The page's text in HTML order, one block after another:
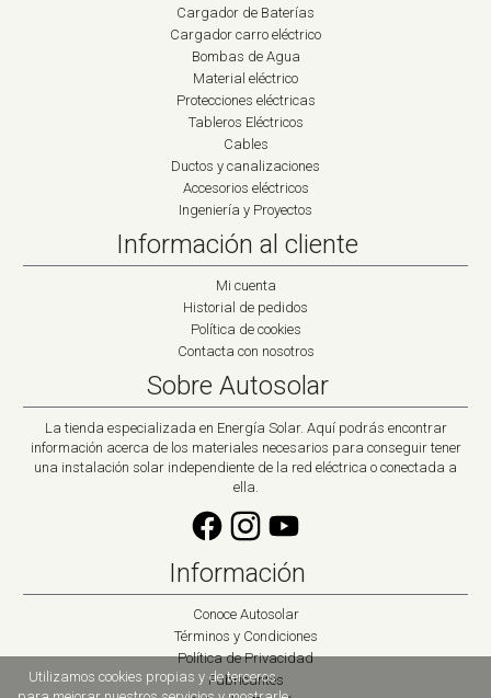
Cargador de Baterías
Cargador carro eléctrico
Bombas de Agua
Material eléctrico
Protecciones eléctricas
Tableros Eléctricos
Cables
Ductos y canalizaciones
Accesorios eléctricos
Ingeniería y Proyectos
Información al cliente
Mi cuenta
Historial de pedidos
Política de cookies
Contacta con nosotros
Sobre Autosolar
La tienda especializada en Energía Solar. Aquí podrás encontrar
información acerca de los materiales necesarios para conseguir tener
una instalación solar independiente de la red eléctrica o conectada a
ella.
Información
Conoce Autosolar
Términos y Condiciones
Política de Privacidad
Fabricantes
Utilizamos cookies propias y de terceros